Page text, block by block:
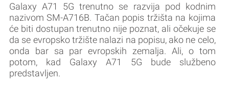
Galaxy A71 5G trenutno se razvija pod kodnim
nazivom SM-A716B. Tačan popis tržišta na kojima
će biti dostupan trenutno nije poznat, ali očekuje se
da se evropsko tržište nalazi na popisu, ako ne celo,
onda bar sa par evropskih zemalja. Ali, o tom
potom, kad Galaxy A71 5G bude službeno
predstavljen.